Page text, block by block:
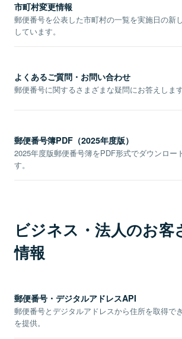
市町村変更情報
郵便番号を公表した市町村の一覧を実施日の新
しています。
よくあるご質問・お問い合わせ
郵便番号に関するさまざまな疑問にお答えします
郵便番号簿PDF（2025年度版）
2025年度版郵便番号簿をPDF形式でダウンロー
す。
ビジネス・法人のお客
情報
郵便番号・デジタルアドレスAPI
郵便番号とデジタルアドレスから住所を取得で
を提供。